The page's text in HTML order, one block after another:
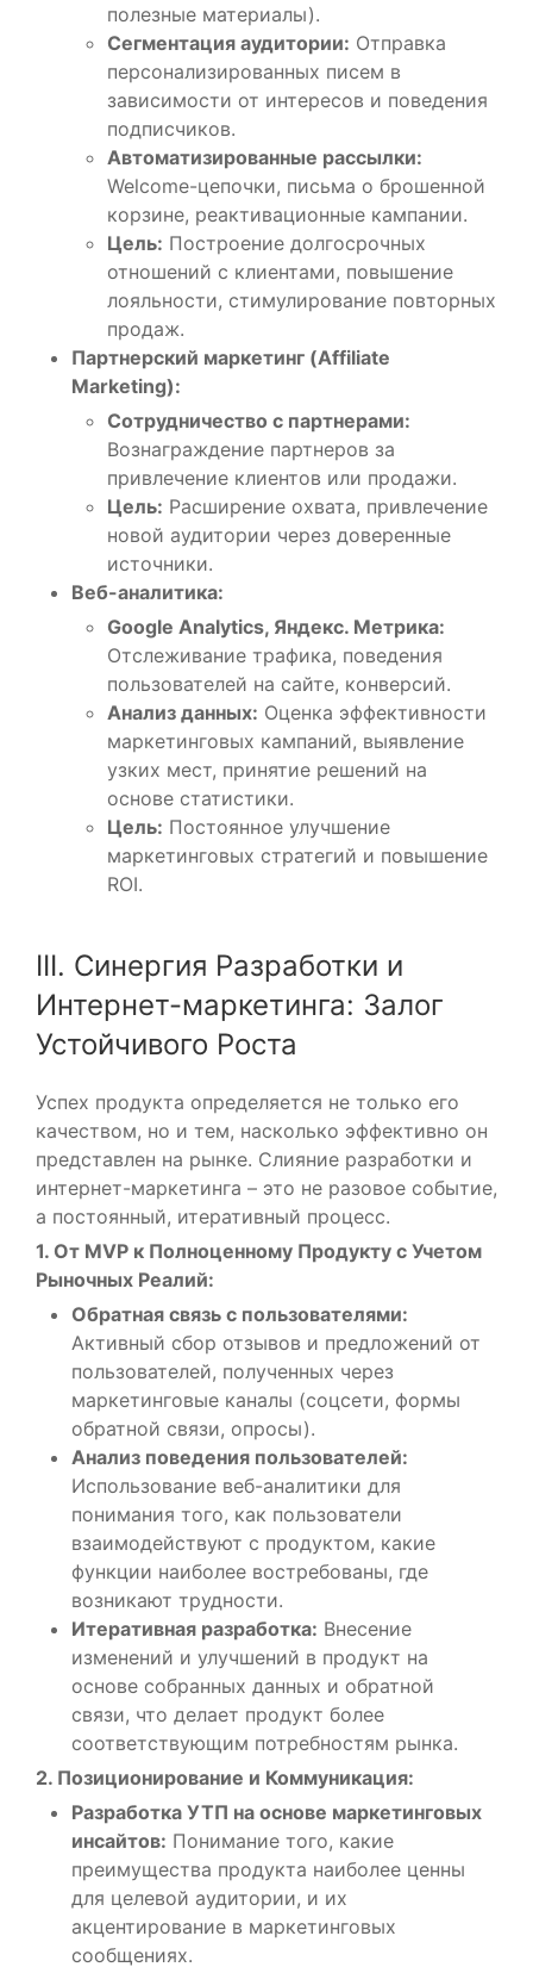
полезные материалы).
Сегментация аудитории: Отправка
персонализированных писем в
зависимости от интересов и поведения
подписчиков.
Автоматизированные рассылки:
Welcome-цепочки, письма о брошенной
корзине, реактивационные кампании.
Цель: Построение долгосрочных
отношений с клиентами, повышение
лояльности, стимулирование повторных
продаж.
Партнерский маркетинг (Affiliate
Marketing):
Сотрудничество с партнерами:
Вознаграждение партнеров за
привлечение клиентов или продажи.
Цель: Расширение охвата, привлечение
новой аудитории через доверенные
источники.
Веб-аналитика:
Google Analytics, Яндекс. Метрика:
Отслеживание трафика, поведения
пользователей на сайте, конверсий.
Анализ данных: Оценка эффективности
маркетинговых кампаний, выявление
узких мест, принятие решений на
основе статистики.
Цель: Постоянное улучшение
маркетинговых стратегий и повышение
ROI.
III. Синергия Разработки и
Интернет-маркетинга: Залог
Устойчивого Роста
Успех продукта определяется не только его
качеством, но и тем, насколько эффективно он
представлен на рынке. Слияние разработки и
интернет-маркетинга – это не разовое событие,
а постоянный, итеративный процесс.
1. От MVP к Полноценному Продукту с Учетом
Рыночных Реалий:
Обратная связь с пользователями:
Активный сбор отзывов и предложений от
пользователей, полученных через
маркетинговые каналы (соцсети, формы
обратной связи, опросы).
Анализ поведения пользователей:
Использование веб-аналитики для
понимания того, как пользователи
взаимодействуют с продуктом, какие
функции наиболее востребованы, где
возникают трудности.
Итеративная разработка: Внесение
изменений и улучшений в продукт на
основе собранных данных и обратной
связи, что делает продукт более
соответствующим потребностям рынка.
2. Позиционирование и Коммуникация:
Разработка УТП на основе маркетинговых
инсайтов: Понимание того, какие
преимущества продукта наиболее ценны
для целевой аудитории, и их
акцентирование в маркетинговых
сообщениях.